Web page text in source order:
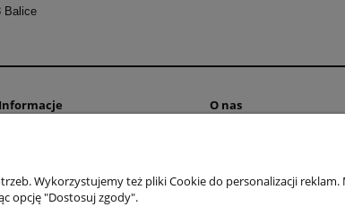
Balice
Informacje O nas
Wykorzystujemy też pliki Cookie do personalizacji reklam.
opcję "Dostosuj zgody".